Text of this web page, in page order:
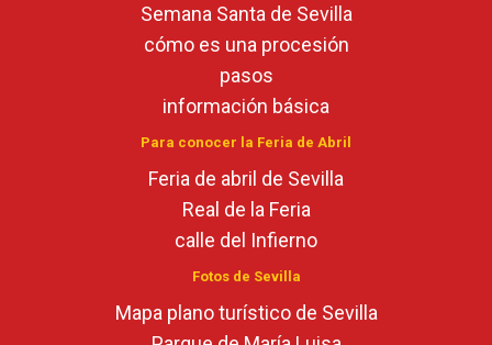
Semana Santa de Sevilla
cómo es una procesión
pasos
información básica
Para conocer la Feria de Abril
Feria de abril de Sevilla
Real de la Feria
calle del Infierno
Fotos de Sevilla
Mapa plano turístico de Sevilla